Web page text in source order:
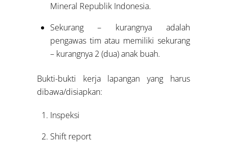
Mineral Republik Indonesia.
Sekurang – kurangnya adalah
pengawas tim atau memiliki sekurang
– kurangnya 2 (dua) anak buah.
Bukti-bukti kerja lapangan yang harus
dibawa/disiapkan:
Inspeksi
Shift report